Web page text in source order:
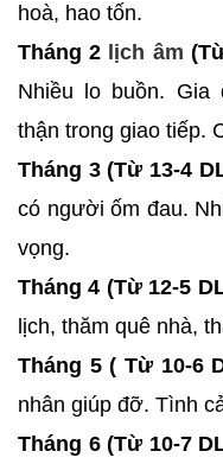
hoà, hao tốn.
Tháng 2 lịch âm
Nhiều lo buồn. Gia
thận trong giao tiếp.
Tháng 3 (Từ 13-4
có người ốm đau.
vọng.
Tháng 4 (Từ 12-5
lịch, thăm quê nhà,
Tháng 5 ( Từ 10-6
nhân giúp đỡ. Tình
Tháng 6 (Từ 10-7